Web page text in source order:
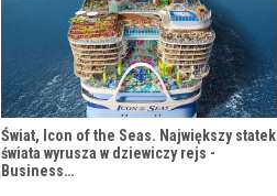
Świat, Icon of the Seas. Największy statek
świata wyrusza w dziewiczy rejs -
Business…